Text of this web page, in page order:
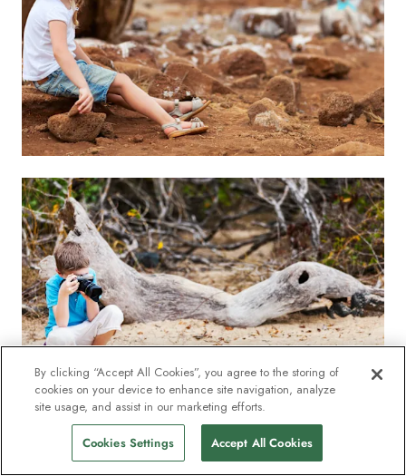
By clicking “Accept All Cookies”, you agree to the storing of
cookies on your device to enhance site navigation, analyze
site usage, and assist in our marketing efforts.
Cookies Settings Accept All Cookies